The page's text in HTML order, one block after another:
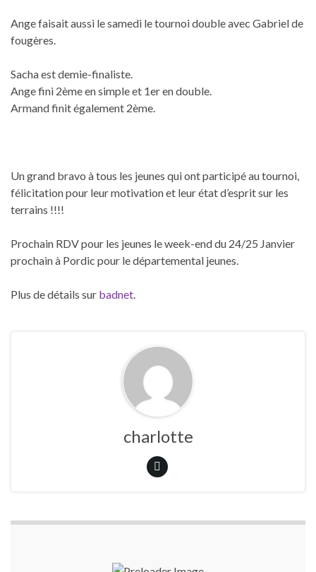
Ange faisait aussi le samedi le tournoi double avec Gabriel de
fougères.
Sacha est demie-finaliste.
Ange fini 2ème en simple et 1er en double.
Armand finit également 2ème.
Un grand bravo à tous les jeunes qui ont participé au tournoi,
félicitation pour leur motivation et leur état d’esprit sur les
terrains !!!!
Prochain RDV pour les jeunes le week-end du 24/25 Janvier
prochain à Pordic pour le départemental jeunes.
Plus de détails sur badnet.
charlotte